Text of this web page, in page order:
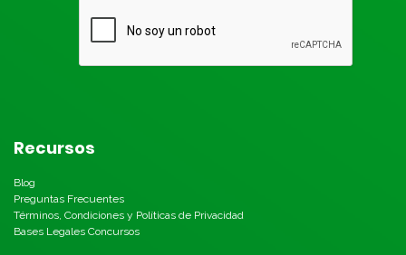
Recursos
Blog
Preguntas Frecuentes
Términos, Condiciones y Políticas de Privacidad
Bases Legales Concursos